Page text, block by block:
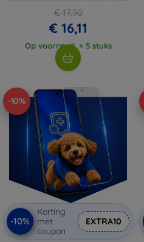
€ 17,90
€ 16,11
Op voorraad: > 5 stuks
-10%
-10%
Korting
met
coupon
EXTRA10